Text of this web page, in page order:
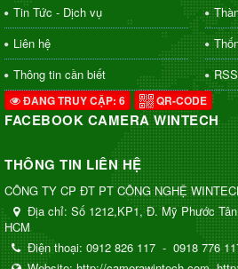
Tin Tức - Dịch vụ
Liên hệ
Thông tin cần biết
ĐANG TRUY CẬP: 6 QR-CODE
FACEBOOK CAMERA WINTECH
THÔNG TIN LIÊN HỆ
CÔNG TY CP ĐT PT CÔNG NGHỆ
Địa chỉ: Số 1212,KP1, Đ. Mỹ Phước
HCM
Điện thoại: 0912 826 117 - 0918 776